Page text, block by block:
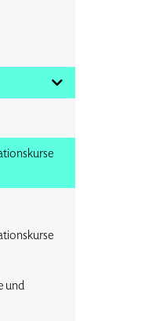
und